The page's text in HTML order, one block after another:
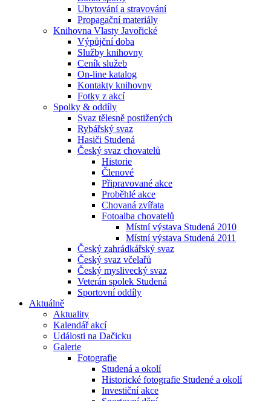
Ubytování a stravování
Propagační materiály
Knihovna Vlasty Javořické
Výpůjční doba
Služby knihovny
Ceník služeb
On-line katalog
Kontakty knihovny
Fotky z akcí
Spolky & oddíly
Svaz tělesně postižených
Rybářský svaz
Hasiči Studená
Český svaz chovatelů
Historie
Členové
Připravované akce
Proběhlé akce
Chovaná zvířata
Fotoalba chovatelů
Místní výstava Studená 2010
Místní výstava Studená 2011
Český zahrádkářský svaz
Český svaz včelařů
Český myslivecký svaz
Veterán spolek Studená
Sportovní oddíly
Aktuálně
Aktuality
Kalendář akcí
Události na Dačicku
Galerie
Fotografie
Studená a okolí
Historické fotografie Studené a okolí
Investiční akce